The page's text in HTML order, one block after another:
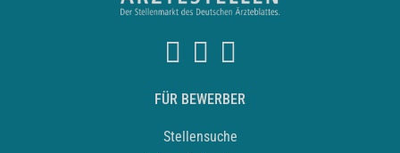
FÜR BEWERBER
Stellensuche